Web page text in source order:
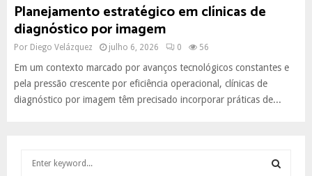
Planejamento estratégico em clínicas de
diagnóstico por imagem
Por Diego Velázquez julho 6, 2026 0 56
Em um contexto marcado por avanços tecnológicos constantes e
pela pressão crescente por eficiência operacional, clínicas de
diagnóstico por imagem têm precisado incorporar práticas de...